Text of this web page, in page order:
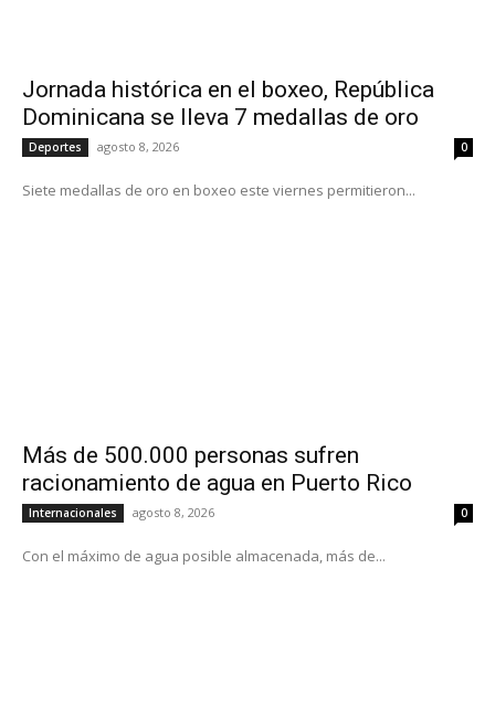
Jornada histórica en el boxeo, República
Dominicana se lleva 7 medallas de oro
Deportes agosto 8, 2026 0
Siete medallas de oro en boxeo este viernes permitieron...
Más de 500.000 personas sufren
racionamiento de agua en Puerto Rico
Internacionales agosto 8, 2026 0
Con el máximo de agua posible almacenada, más de...